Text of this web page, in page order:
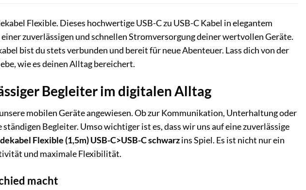
Flexible. Dieses hochwertige USB-C zu USB-C Kabel in elegantem
zuverlässigen und schnellen Stromversorgung deiner wertvollen Geräte.
bist du stets verbunden und bereit für neue Abenteuer. Lass dich von der
wie es deinen Alltag bereichert.
Begleiter im digitalen Alltag
mobilen Geräte angewiesen. Ob zur Kommunikation, Unterhaltung oder
ständigen Begleiter. Umso wichtiger ist es, dass wir uns auf eine zuverlässige
Flexible (1,5m) USB-C>USB-C schwarzins Spiel. Es ist nicht nur ein
und maximale Flexibilität.
macht